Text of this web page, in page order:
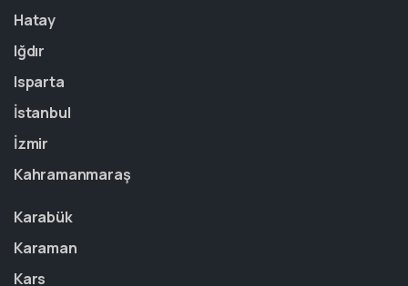
Hatay
Iğdır
Isparta
İstanbul
İzmir
Kahramanmaraş
Karabük
Karaman
Kars